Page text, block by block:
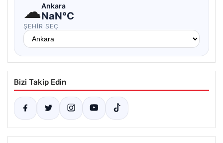
☁Ankara
NaN°C
ŞEHIR SEÇ
Bizi Takip Edin